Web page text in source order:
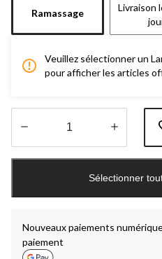
Ramassage
Livraison
Veuillez sélectionner un
pour afficher les articles
Sélectionner
Nouveaux paiements
paiement